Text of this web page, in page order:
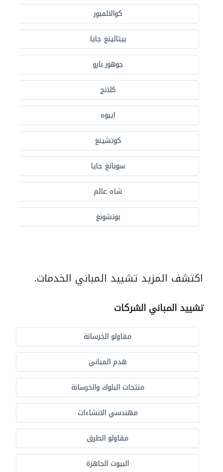
كوالالمبور
بيتالينغ جايا
جوهور بارو
كلانج
ايبوه
كوتشينغ
سوبانغ جايا
شاه عالم
بوتشونغ
اكتشف المزيد تشييد المباني الخدمات.
تشييد المباني الشركات
مقاولو الخرسانة
هدم المباني
منتجات البلوك والخرسانة
مهندسي الانشاءات
مقاولو الطرق
البيوت الجاهزة